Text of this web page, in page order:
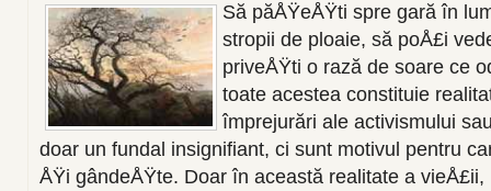
Să păÅŸeÅŸti spre gară în
stropii de ploaie, să poÅ£i
priveÅŸti o rază de soare ce
toate acestea constituie
împrejurări ale activismului
doar un fundal insignifiant, ci sunt motivul pentru
ÅŸi gândeÅŸte. Doar în această realitate a